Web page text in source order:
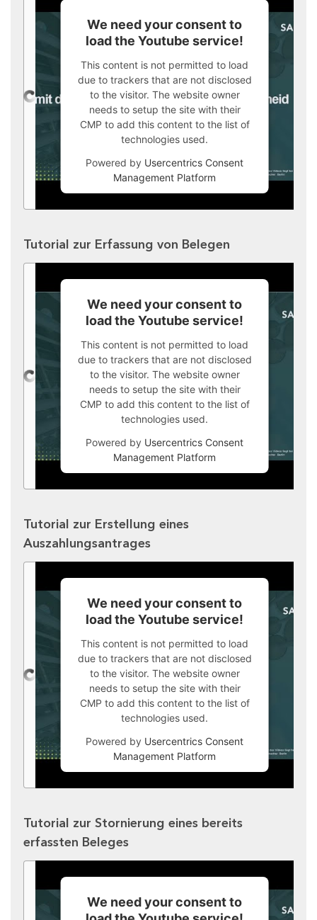
We need your consent to
load the Youtube service!
This content is not permitted to load
due to trackers that are not disclosed
to the visitor. The website owner
needs to setup the site with their
CMP to add this content to the list of
technologies used.
Powered by Usercentrics Consent
Management Platform
Tutorial zur Erfassung von Belegen
We need your consent to
load the Youtube service!
This content is not permitted to load
due to trackers that are not disclosed
to the visitor. The website owner
needs to setup the site with their
CMP to add this content to the list of
technologies used.
Powered by Usercentrics Consent
Management Platform
Tutorial zur Erstellung eines
Auszahlungsantrages
We need your consent to
load the Youtube service!
This content is not permitted to load
due to trackers that are not disclosed
to the visitor. The website owner
needs to setup the site with their
CMP to add this content to the list of
technologies used.
Powered by Usercentrics Consent
Management Platform
Tutorial zur Stornierung eines bereits
erfassten Beleges
We need your consent to